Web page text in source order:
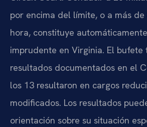
por encima del límite, o a más
hora, constituye
imprudente en Virginia. El bufete
resultados documentados en el
los 13 resultaron en cargos
modificados. Los resultados
orientación sobre su situación